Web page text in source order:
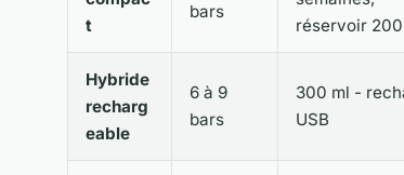
t
bars
réservoir
Hybride
recharg
eable
6 à 9
bars
300 ml -
USB